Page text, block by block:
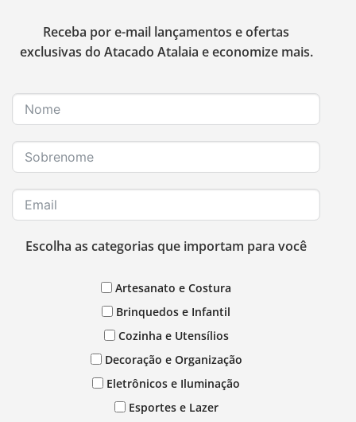
Receba por e-mail lançamentos e ofertas
exclusivas do Atacado Atalaia e economize mais.
Escolha as categorias que importam para você
Artesanato e Costura
Brinquedos e Infantil
Cozinha e Utensílios
Decoração e Organização
Eletrônicos e Iluminação
Esportes e Lazer